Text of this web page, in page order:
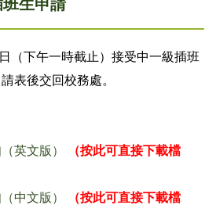
生申請
（下午一時截止）接受中一級插班
表後交回校務處。
英文版）
（按此可直接下載檔
中文版）
（按此可直接下載檔